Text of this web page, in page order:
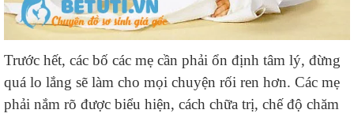
Trước hết, các bố các mẹ cần phải ổn định tâm lý, đừng
quá lo lắng sẽ làm cho mọi chuyện rối ren hơn. Các mẹ
phải nắm rõ được biểu hiện, cách chữa trị, chế độ chăm